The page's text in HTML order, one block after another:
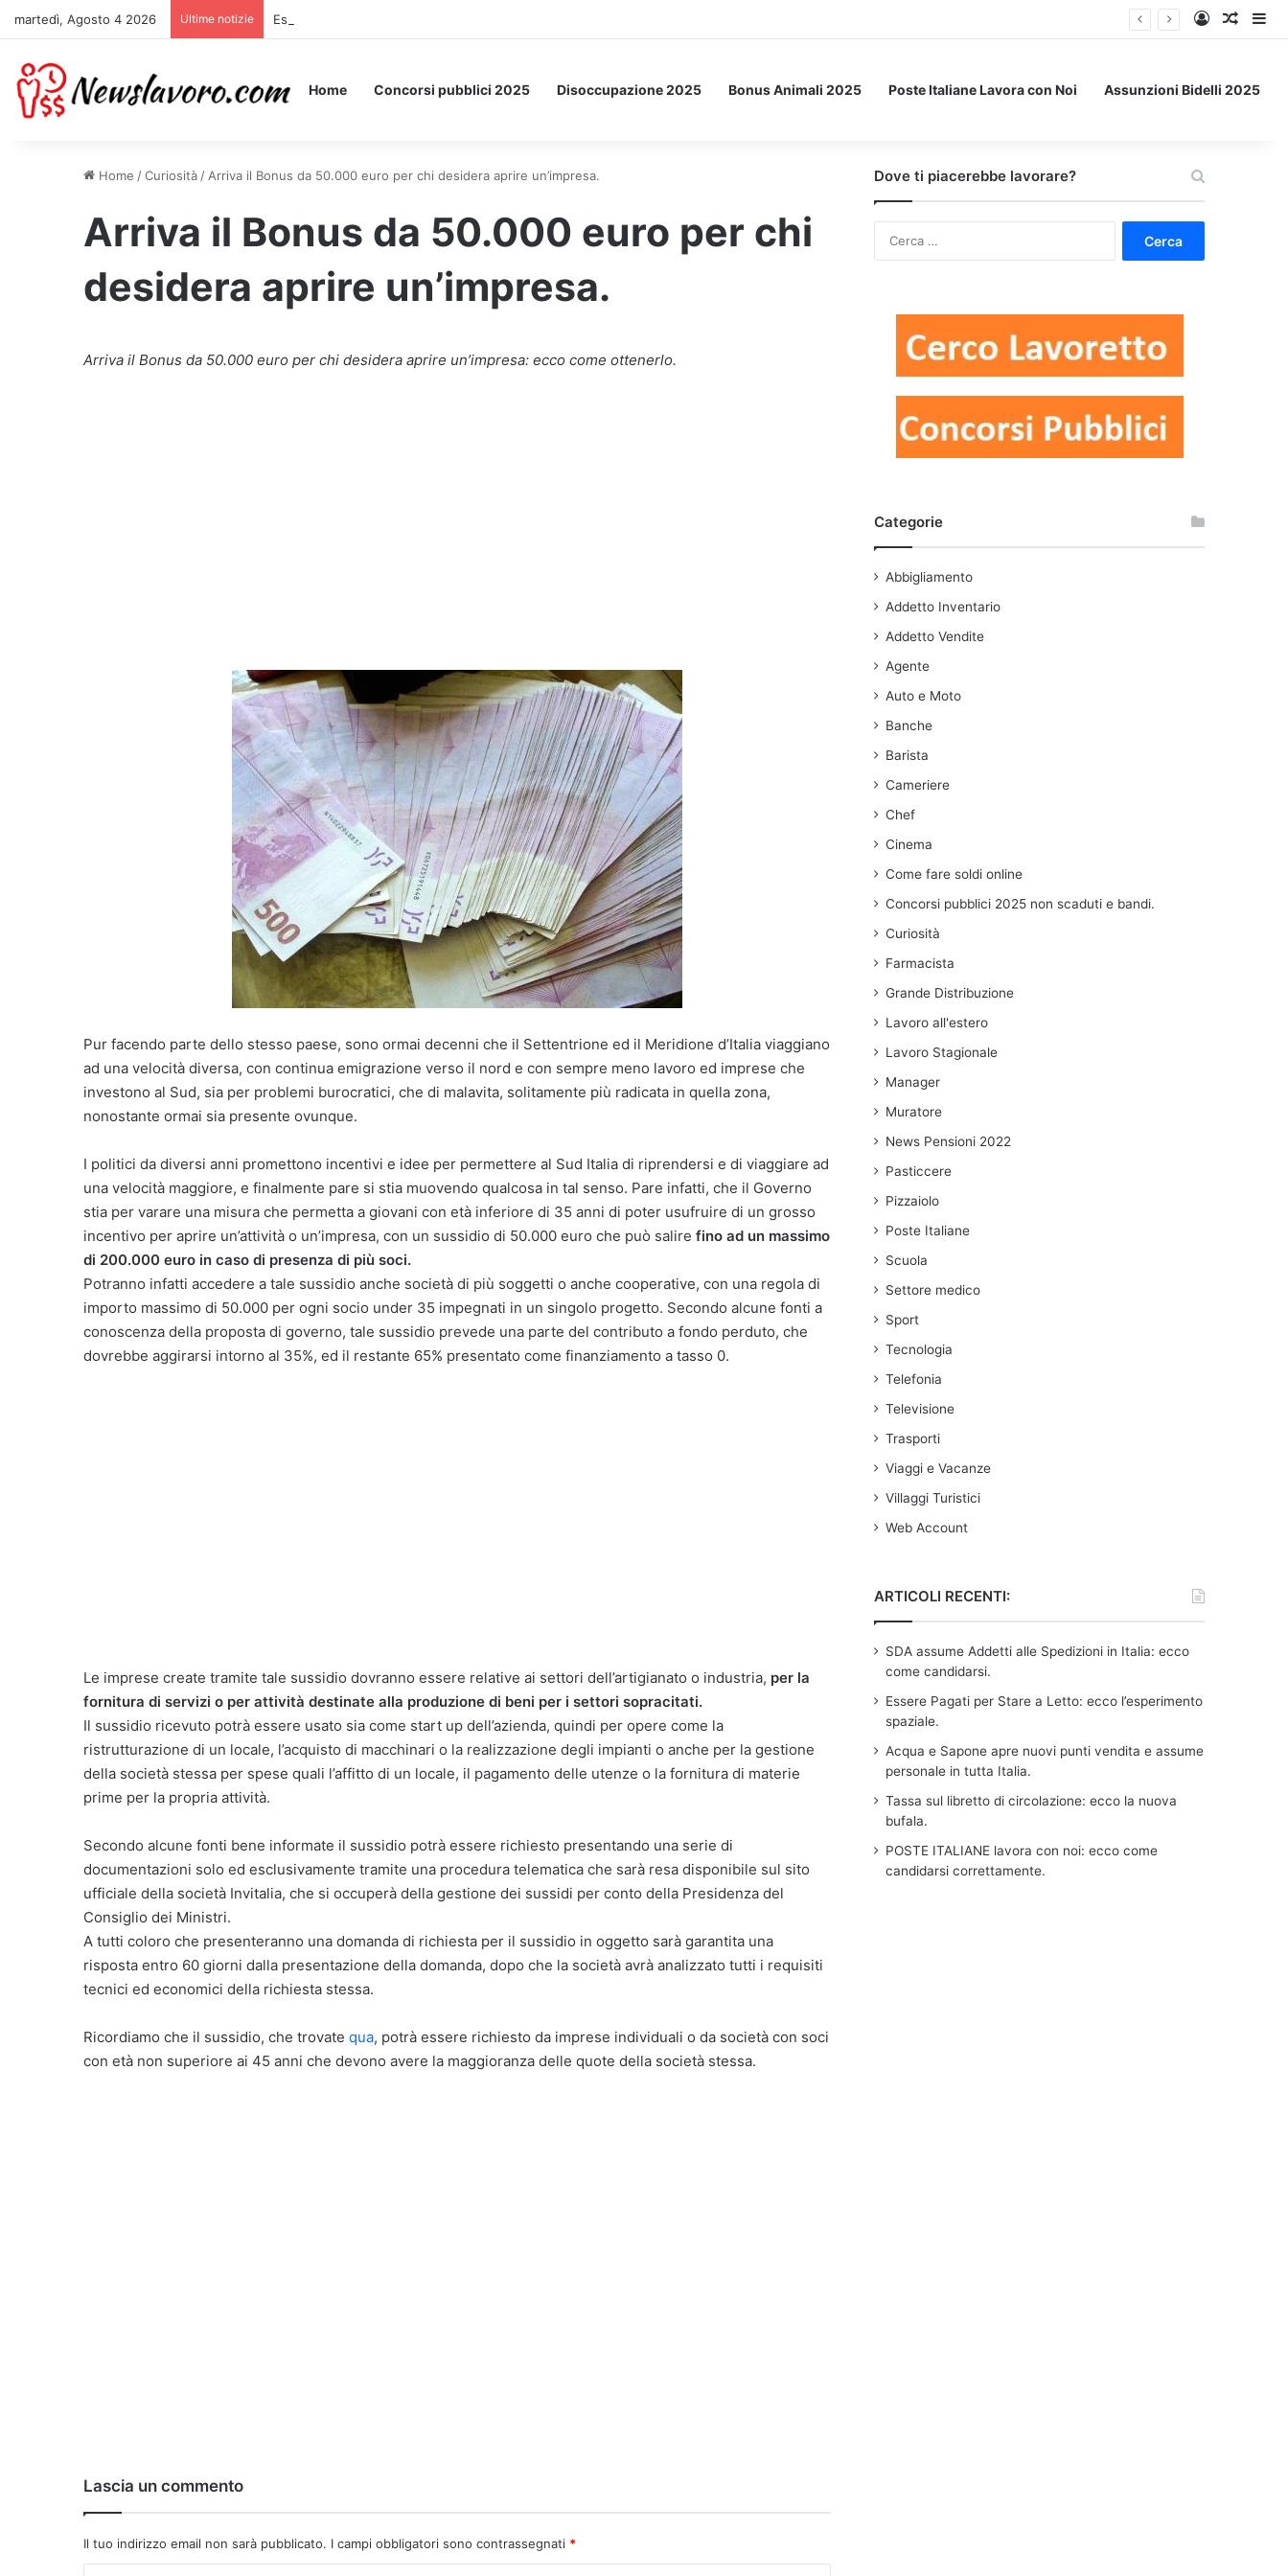
martedì, Agosto 4 2026 Ultime notizie Essere Pagati per Stare a Letto: ecco l’esperimento spaziale. Accedi
Un
Home Concorsi pubblici 2025 Disoccupazione 2025 Bonus Animali 2025 Poste Italiane Lavora con Noi Assunzioni Bidelli 2025
Home /Curiosità / Arriva il Bonus da 50.000 euro per chi desidera aprire un’impresa.
Arriva il Bonus da 50.000 euro per chi
desidera aprire un’impresa.
Arriva il Bonus da 50.000 euro per chi desidera aprire un’impresa: ecco come ottenerlo.
Pur facendo parte dello stesso paese, sono ormai decenni che il Settentrione ed il Meridione d’Italia viaggiano
ad una velocità diversa, con continua emigrazione verso il nord e con sempre meno lavoro ed imprese che
investono al Sud, sia per problemi burocratici, che di malavita, solitamente più radicata in quella zona,
nonostante ormai sia presente ovunque.
I politici da diversi anni promettono incentivi e idee per permettere al Sud Italia di riprendersi e di viaggiare ad
una velocità maggiore, e finalmente pare si stia muovendo qualcosa in tal senso. Pare infatti, che il Governo
stia per varare una misura che permetta a giovani con età inferiore di 35 anni di poter usufruire di un grosso
incentivo per aprire un’attività o un’impresa, con un sussidio di 50.000 euro che può salire fino ad un massimo
di 200.000 euro in caso di presenza di più soci.
Potranno infatti accedere a tale sussidio anche società di più soggetti o anche cooperative, con una regola di
importo massimo di 50.000 per ogni socio under 35 impegnati in un singolo progetto. Secondo alcune fonti a
conoscenza della proposta di governo, tale sussidio prevede una parte del contributo a fondo perduto, che
dovrebbe aggirarsi intorno al 35%, ed il restante 65% presentato come finanziamento a tasso 0.
Le imprese create tramite tale sussidio dovranno essere relative ai settori dell’artigianato o industria, per la
fornitura di servizi o per attività destinate alla produzione di beni per i settori sopracitati.
Il sussidio ricevuto potrà essere usato sia come start up dell’azienda, quindi per opere come la
ristrutturazione di un locale, l’acquisto di macchinari o la realizzazione degli impianti o anche per la gestione
della società stessa per spese quali l’affitto di un locale, il pagamento delle utenze o la fornitura di materie
prime per la propria attività.
Secondo alcune fonti bene informate il sussidio potrà essere richiesto presentando una serie di
documentazioni solo ed esclusivamente tramite una procedura telematica che sarà resa disponibile sul sito
ufficiale della società Invitalia, che si occuperà della gestione dei sussidi per conto della Presidenza del
Consiglio dei Ministri.
A tutti coloro che presenteranno una domanda di richiesta per il sussidio in oggetto sarà garantita una
risposta entro 60 giorni dalla presentazione della domanda, dopo che la società avrà analizzato tutti i requisiti
tecnici ed economici della richiesta stessa.
Ricordiamo che il sussidio, che trovate qua, potrà essere richiesto da imprese individuali o da società con soci
con età non superiore ai 45 anni che devono avere la maggioranza delle quote della società stessa.
Lascia un commento
Il tuo indirizzo email non sarà pubblicato. I campi obbligatori sono contrassegnati *
Dove ti piacerebbe lavorare?
Categorie
Abbigliamento
Addetto Inventario
Addetto Vendite
Agente
Auto e Moto
Banche
Barista
Cameriere
Chef
Cinema
Come fare soldi online
Concorsi pubblici 2025 non scaduti e bandi.
Curiosità
Farmacista
Grande Distribuzione
Lavoro all'estero
Lavoro Stagionale
Manager
Muratore
News Pensioni 2022
Pasticcere
Pizzaiolo
Poste Italiane
Scuola
Settore medico
Sport
Tecnologia
Telefonia
Televisione
Trasporti
Viaggi e Vacanze
Villaggi Turistici
Web Account
ARTICOLI RECENTI:
SDA assume Addetti alle Spedizioni in Italia: ecco
come candidarsi.
Essere Pagati per Stare a Letto: ecco l’esperimento
spaziale.
Acqua e Sapone apre nuovi punti vendita e assume
personale in tutta Italia.
Tassa sul libretto di circolazione: ecco la nuova
bufala.
POSTE ITALIANE lavora con noi: ecco come
candidarsi correttamente.